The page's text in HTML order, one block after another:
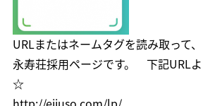
URLまたはネームタグを読み取って
永寿荘採用ページです。 下記URL
☆